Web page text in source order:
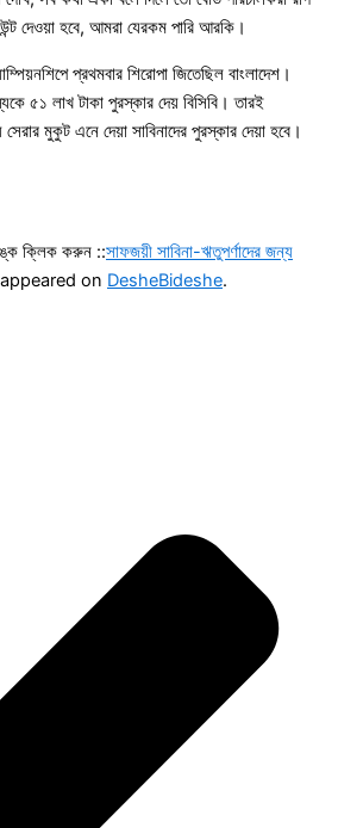
দেওয়া হবে, আমরা যেরকম পারি আরকি।
প্রথমবার শিরোপা জিতেছিল বাংলাদেশ।
৫১ লাখ টাকা পুরস্কার দেয় বিসিবি। তারই
মুকুট এনে দেয়া সাবিনাদের পুরস্কার দেয়া হবে।
ক্লিক করুন ::সাফজয়ী সাবিনা-ঋতুপর্ণাদের জন্য
on DesheBideshe.